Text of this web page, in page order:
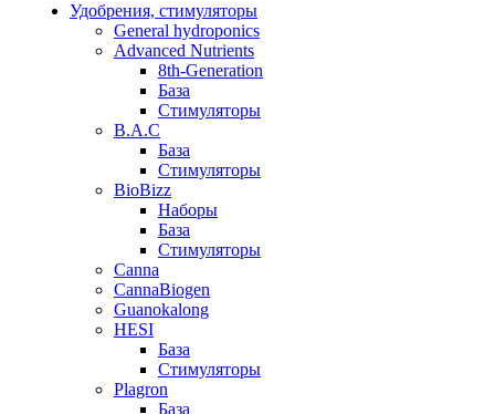
Удобрения, стимуляторы
General hydroponics
Advanced Nutrients
8th-Generation
База
Стимуляторы
B.A.C
База
Стимуляторы
BioBizz
Наборы
База
Стимуляторы
Canna
CannaBiogen
Guanokalong
HESI
База
Стимуляторы
Plagron
База